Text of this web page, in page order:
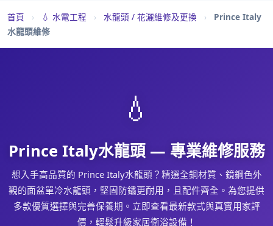
首頁 › 💧 水電工程 › 水龍頭 / 花灑維修及更換 ›
Prince Italy
水龍頭維修
💧
Prince Italy水龍頭 — 專業維修服務
想入手高品質的 Prince Italy水龍頭？精選全銅材質、鏡鋼色外
觀的面盆單冷水龍頭，堅固防鏽更耐用，且配件齊全。為您提供
多款優質選擇與完善保養期。立即查看最新款式與真實用家評
價，輕鬆升級家居衛浴設備！